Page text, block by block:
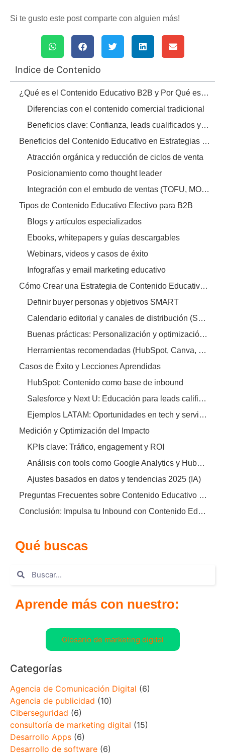
Si te gusto este post comparte con alguien más!
Indice de Contenido
¿Qué es el Contenido Educativo B2B y Por Qué es el Motor del Inbound?
Diferencias con el contenido comercial tradicional
Beneficios clave: Confianza, leads cualificados y autoridad
Beneficios del Contenido Educativo en Estrategias B2B
Atracción orgánica y reducción de ciclos de venta
Posicionamiento como thought leader
Integración con el embudo de ventas (TOFU, MOFU, BOFU)
Tipos de Contenido Educativo Efectivo para B2B
Blogs y artículos especializados
Ebooks, whitepapers y guías descargables
Webinars, videos y casos de éxito
Infografías y email marketing educativo
Cómo Crear una Estrategia de Contenido Educativo B2B
Definir buyer personas y objetivos SMART
Calendario editorial y canales de distribución (SEO, LinkedIn)
Buenas prácticas: Personalización y optimización SEO
Herramientas recomendadas (HubSpot, Canva, Moodle)
Casos de Éxito y Lecciones Aprendidas
HubSpot: Contenido como base de inbound
Salesforce y Next U: Educación para leads calificados
Ejemplos LATAM: Oportunidades en tech y servicios
Medición y Optimización del Impacto
KPIs clave: Tráfico, engagement y ROI
Análisis con tools como Google Analytics y HubSpot
Ajustes basados en datos y tendencias 2025 (IA)
Preguntas Frecuentes sobre Contenido Educativo B2B
Conclusión: Impulsa tu Inbound con Contenido Educativo
Qué buscas
Aprende más con nuestro:
Glosario de marketing digital
Categorías
Agencia de Comunicación Digital (6)
Agencia de publicidad (10)
Ciberseguridad (6)
consultoría de marketing digital (15)
Desarrollo Apps (6)
Desarrollo de software (6)